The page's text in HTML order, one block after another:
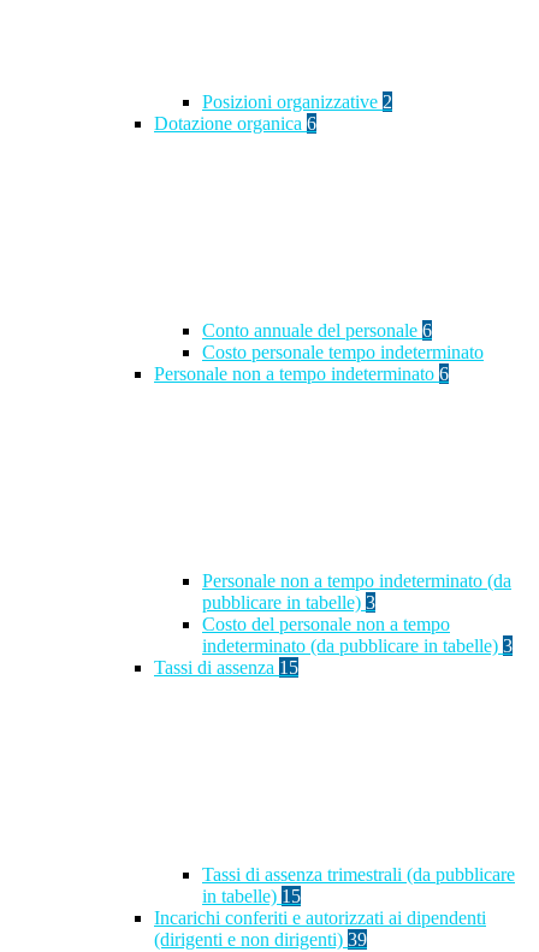
Posizioni organizzative 2
Dotazione organica 6
Conto annuale del personale 6
Costo personale tempo indeterminato
Personale non a tempo indeterminato 6
Personale non a tempo indeterminato (da
pubblicare in tabelle) 3
Costo del personale non a tempo
indeterminato (da pubblicare in tabelle) 3
Tassi di assenza 15
Tassi di assenza trimestrali (da pubblicare
in tabelle) 15
Incarichi conferiti e autorizzati ai dipendenti
(dirigenti e non dirigenti) 39